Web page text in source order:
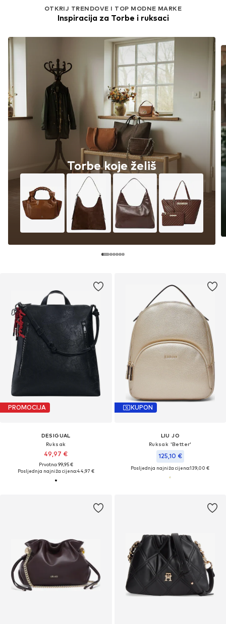
PROMOCIJA
DESIGUAL
Ruksak
49,97 €
Prvotno: 99,95 €
Posljednja najniža cijena:44,97 €
OTKRIJ TRENDOVE I TOP MODNE MARKE
Inspiracija za Torbe i ruksaci
Torbe koje želiš
KUPON
LIU JO
Ruksak 'Better'
125,10 €
Posljednja najniža cijena:139,00 €